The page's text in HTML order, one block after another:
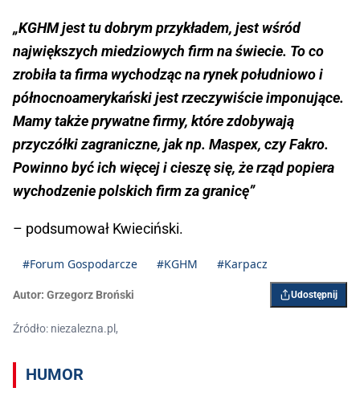
„KGHM jest tu dobrym przykładem, jest wśród
największych miedziowych firm na świecie. To co
zrobiła ta firma wychodząc na rynek południowo i
północnoamerykański jest rzeczywiście imponujące.
Mamy także prywatne firmy, które zdobywają
przyczółki zagraniczne, jak np. Maspex, czy Fakro.
Powinno być ich więcej i cieszę się, że rząd popiera
wychodzenie polskich firm za granicę”
– podsumował Kwieciński.
#Forum Gospodarcze #KGHM #Karpacz
Autor: Grzegorz Broński Udostępnij
Źródło: niezalezna.pl,
HUMOR